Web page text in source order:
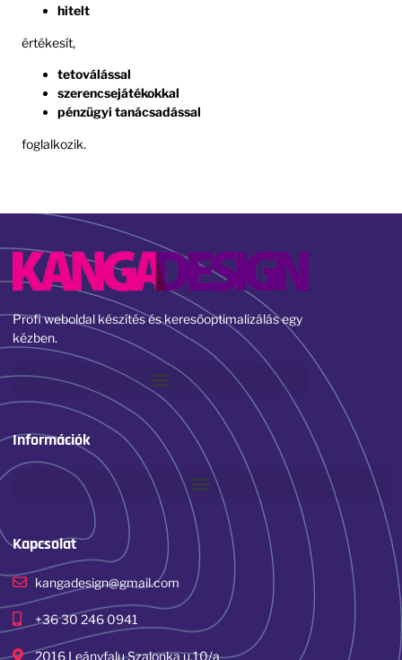
hitelt
értékesít,
tetoválással
szerencsejátékokkal
pénzügyi tanácsadással
foglalkozik.
Profi weboldal készítés és keresőoptimalizálás egy
kézben.
Információk
Kapcsolat
kangadesign@gmail.com
+36 30 246 0941
2016 Leányfalu Szalonka u.10/a